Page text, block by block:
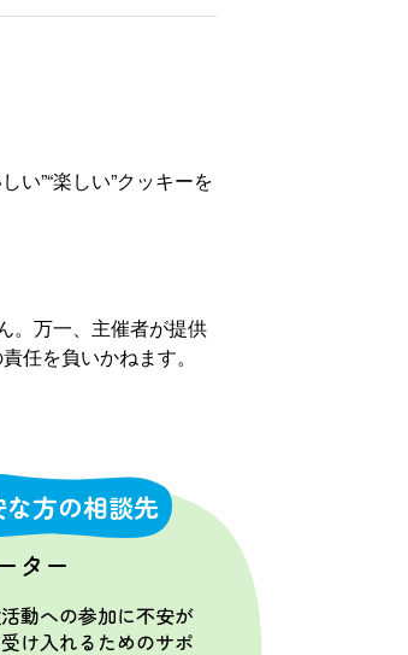
い”“楽しい”クッキーを
。万一、主催者が提供
任を負いかねます。
方の相談先
ター
動への参加に不安が
け入れるためのサポ